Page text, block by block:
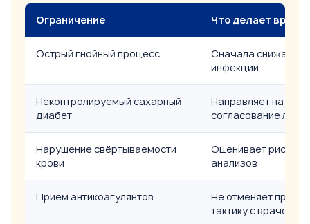
Ограничение Что делает врач
Острый гнойный процесс
Сначала снижает
инфекции
Неконтролируемый сахарный
диабет
Направляет на
согласование
Нарушение свёртываемости
крови
Оценивает риск
анализов
Приём антикоагулянтов
Не отменяет
тактику с врачом